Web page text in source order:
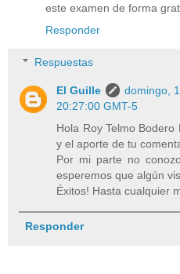
este examen de forma
Responder
Respuestas
El Guille
domingo,
20:27:00 GMT-5
Hola Roy Telmo
y el aporte de tu
Por mi parte no
esperemos que algún
Éxitos! Hasta cualquier
Responder